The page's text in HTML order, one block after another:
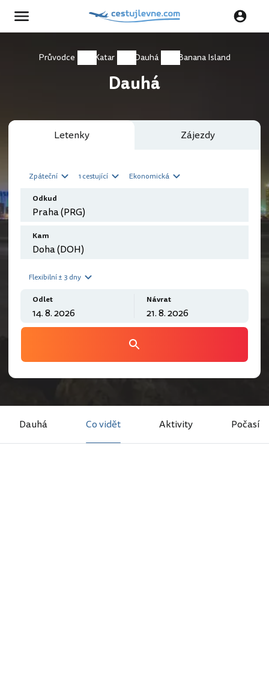
Průvodce Katar Dauhá Banana Island
Dauhá
Letenky Zájezdy
Zpáteční 1 cestující Ekonomická
Odkud
Kam
Flexibilní ± 3 dny
Odlet Návrat
Dauhá Co vidět Aktivity Počasí